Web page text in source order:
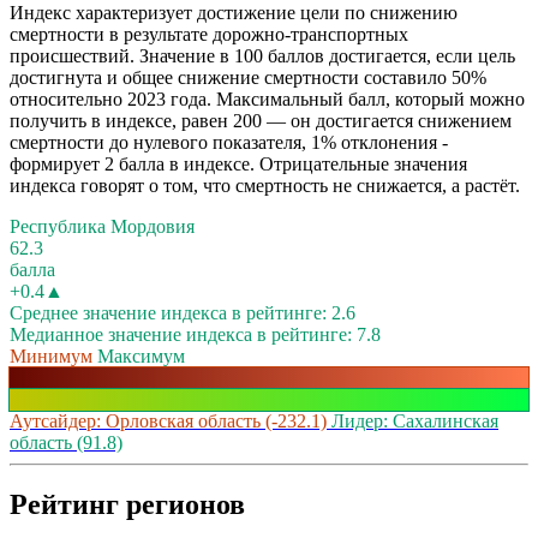
Индекс характеризует достижение цели по снижению
смертности в результате дорожно-транспортных
происшествий. Значение в 100 баллов достигается, если цель
достигнута и общее снижение смертности составило 50%
относительно 2023 года. Максимальный балл, который можно
получить в индексе, равен 200 — он достигается снижением
смертности до нулевого показателя, 1% отклонения -
формирует 2 балла в индексе. Отрицательные значения
индекса говорят о том, что смертность не снижается, а растёт.
Республика Мордовия
62.3
балла
+0.4▲
Среднее значение индекса в рейтинге: 2.6
Медианное значение индекса в рейтинге: 7.8
Минимум Максимум
Аутсайдер: Орловская область (-232.1) Лидер: Сахалинская
область (91.8)
Рейтинг регионов